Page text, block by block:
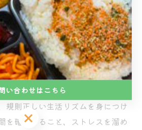
続けるためには、日常生活との
とが重要です。特に体調や気分の
く通所できるペース」を事業所と
ょう。大阪市平野区喜連西の事業
利用や時間帯の調整が可能な場合
安定をサポートしてくれます。
規則正しい生活リズムを身につけ
を確保すること、ストレスを溜め
問い合わせはこちら
い合わせはこちら